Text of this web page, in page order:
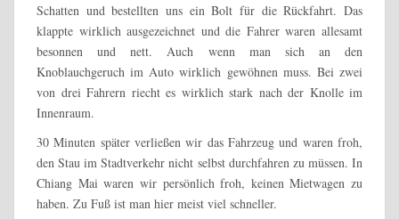
Schatten und bestellten uns ein Bolt für die Rückfahrt. Das
klappte wirklich ausgezeichnet und die Fahrer waren allesamt
besonnen und nett. Auch wenn man sich an den
Knoblauchgeruch im Auto wirklich gewöhnen muss. Bei zwei
von drei Fahrern riecht es wirklich stark nach der Knolle im
Innenraum.
30 Minuten später verließen wir das Fahrzeug und waren froh,
den Stau im Stadtverkehr nicht selbst durchfahren zu müssen. In
Chiang Mai waren wir persönlich froh, keinen Mietwagen zu
haben. Zu Fuß ist man hier meist viel schneller.